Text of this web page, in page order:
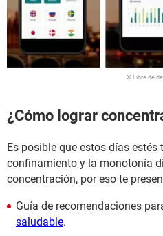
© Libre de
¿Cómo lograr
Es posible que estos días estés
confinamiento y la monotonía
concentración, por eso te
Guía de recomendaciones
saludable.